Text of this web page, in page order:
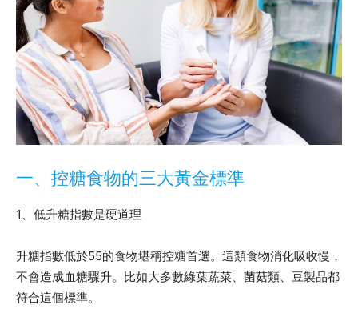
一、控糖食物的三大黃金標準
1、低升糖指數是硬道理
升糖指數低於55的食物堪稱控糖首選。這類食物消化吸收慢，
不會造成血糖驟升。比如大多數綠葉蔬菜、菌菇類、豆製品都
符合這個標準。